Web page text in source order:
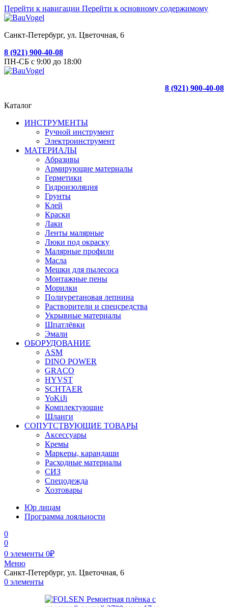
Перейти к навигации Перейти к основному содержимому
Санкт-Петербург, ул. Цветочная, 6
8 (921) 900-40-08
ПН-СБ с 9:00 до 18:00
8 (921) 900-40-08
Каталог
ИНСТРУМЕНТЫ
Ручной инструмент
Электроинструмент
МАТЕРИАЛЫ
Абразивы
Армирующие материалы
Герметики
Гидроизоляция
Грунты
Клей
Краски
Лаки
Ленты малярные
Люки под окраску
Малярные профили
Масла
Мешки для пылесоса
Монтажные пены
Морилки
Полиуретановая лепнина
Растворители и спецсредства
Укрывные материалы
Шпатлёвки
Эмали
ОБОРУДОВАНИЕ
ASM
DINO POWER
GRACO
HYVST
SCHTAER
YoKiJi
Комплектующие
Шланги
СОПУТСТВУЮЩИЕ ТОВАРЫ
Аксессуары
Кремы
Маркеры, карандаши
Расходные материалы
СИЗ
Спецодежда
Хозтовары
Юр лицам
Программа лояльности
0
0
0 элементы 0₽
Меню
Санкт-Петербург, ул. Цветочная, 6
0 элементы